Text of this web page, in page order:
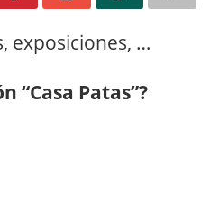
exposiciones, …
“Casa Patas”?